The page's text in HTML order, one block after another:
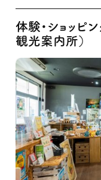
体験・ショッピ
観光案内所）